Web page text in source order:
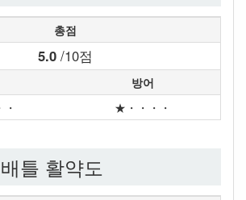
총점
5.0 /10점
방어
★・・・・
틀 활약도